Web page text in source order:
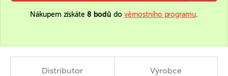
Nákupem získáte 8 bodů do věrnostního programu.
Distributor Výrobce